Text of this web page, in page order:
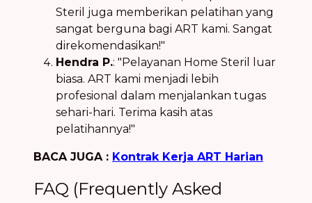
Steril juga memberikan pelatihan yang
sangat berguna bagi ART kami. Sangat
direkomendasikan!"
Hendra P.: "Pelayanan Home Steril luar
biasa. ART kami menjadi lebih
profesional dalam menjalankan tugas
sehari-hari. Terima kasih atas
pelatihannya!"
BACA JUGA : Kontrak Kerja ART Harian
FAQ (Frequently Asked